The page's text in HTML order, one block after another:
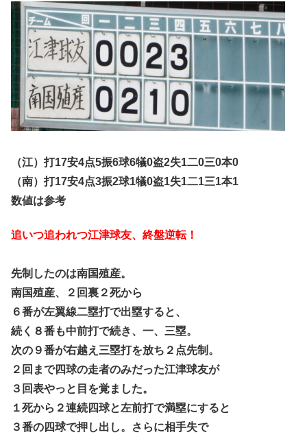
（江）打17安4点5振6球6犠0盗2失1二0三0本0
（南）打17安4点3振2球1犠0盗1失1二1三1本1
数値は参考
追いつ追われつ江津球友、終盤逆転！
先制したのは南国殖産。
南国殖産、２回裏２死から
６番が左翼線二塁打で出塁すると、
続く８番も中前打で続き、一、三塁。
次の９番が右越え三塁打を放ち２点先制。
２回まで四球の走者のみだった江津球友が
３回表やっと目を覚ました。
１死から２連続四球と左前打で満塁にすると
３番の四球で押し出し。さらに相手失で